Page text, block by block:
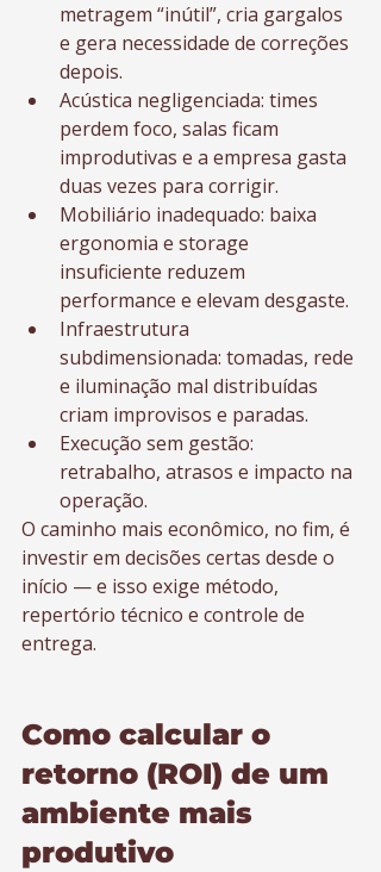
metragem “inútil”, cria gargalos
e gera necessidade de correções
depois.
Acústica negligenciada: times
perdem foco, salas ficam
improdutivas e a empresa gasta
duas vezes para corrigir.
Mobiliário inadequado: baixa
ergonomia e storage
insuficiente reduzem
performance e elevam desgaste.
Infraestrutura
subdimensionada: tomadas, rede
e iluminação mal distribuídas
criam improvisos e paradas.
Execução sem gestão:
retrabalho, atrasos e impacto na
operação.
O caminho mais econômico, no fim, é
investir em decisões certas desde o
início — e isso exige método,
repertório técnico e controle de
entrega.
Como calcular o
retorno (ROI) de um
ambiente mais
produtivo